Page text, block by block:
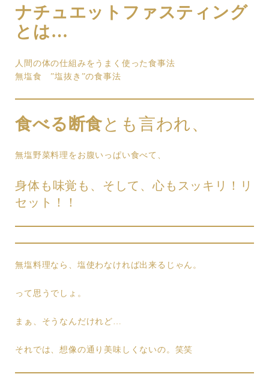
ナチュエットファスティング
とは…
人間の体の仕組みをうまく使った食事法
無塩食 ”塩抜き”の食事法
食べる断食とも言われ、
無塩野菜料理をお腹いっぱい食べて、
身体も味覚も、そして、心もスッキリ！リ
セット！！
無塩料理なら、塩使わなければ出来るじゃん。
って思うでしょ。
まぁ、そうなんだけれど…
それでは、想像の通り美味しくないの。笑笑